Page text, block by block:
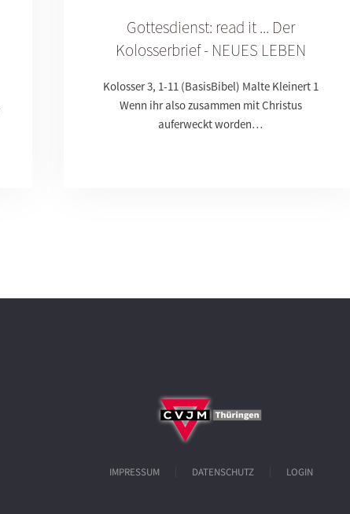
Gottesdienst: read it ... Der
Kolosserbrief - NEUES LEBEN
Kolosser 3, 1-11 (BasisBibel) Malte Kleinert 1
Wenn ihr also zusammen mit Christus
auferweckt worden…
IMPRESSUM DATENSCHUTZ LOGIN